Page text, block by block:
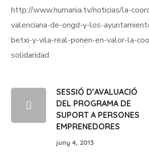
http://www.humania.tv/noticias/la-
valenciana-de-ongd-y-los-
betxi-y-vila-real-ponen-en-valor-la-
solidaridad
SESSIÓ D’AVALUACIÓ
DEL PROGRAMA DE
SUPORT A PERSONES
EMPRENEDORES
juny 4, 2013